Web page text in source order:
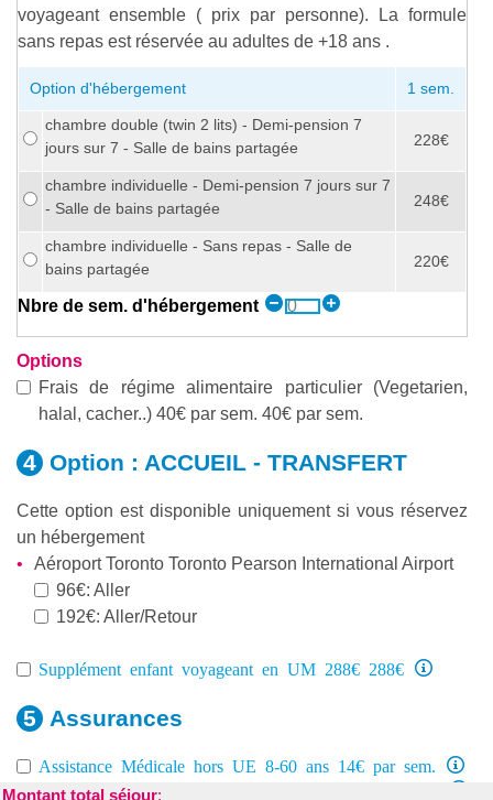
voyageant ensemble ( prix par personne). La formule
sans repas est réservée au adultes de +18 ans .
Option d'hébergement 1 sem.
chambre double (twin 2 lits) - Demi-pension 7
jours sur 7 - Salle de bains partagée
228€
chambre individuelle - Demi-pension 7 jours sur 7
- Salle de bains partagée
248€
chambre individuelle - Sans repas - Salle de
bains partagée
220€
Nbre de sem. d'hébergement
Options
Frais de régime alimentaire particulier (Vegetarien,
halal, cacher..) 40€ par sem. 40€ par sem.
Option : ACCUEIL - TRANSFERT
Cette option est disponible uniquement si vous réservez
un hébergement
Aéroport Toronto Toronto Pearson International Airport
96€: Aller
192€: Aller/Retour
Supplément enfant voyageant en UM 288€ 288€
Assurances
Assistance Médicale hors UE 8-60 ans 14€ par sem.
Assurance annulation & interruption de programme
Montant total séjour: